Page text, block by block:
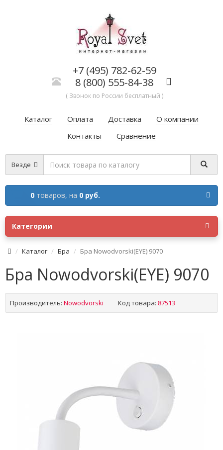
+7 (495) 782-62-59
8 (800) 555-84-38
( Звонок по России бесплатный )
Каталог Оплата Доставка
О компании
Контакты
Сравнение
Везде
0 товаров, на 0 руб.
Категории
Каталог Бра Бра Nowodvorski(EYE) 9070
Бра Nowodvorski(EYE) 9070
Производитель: Nowodvorski Код товара: 87513